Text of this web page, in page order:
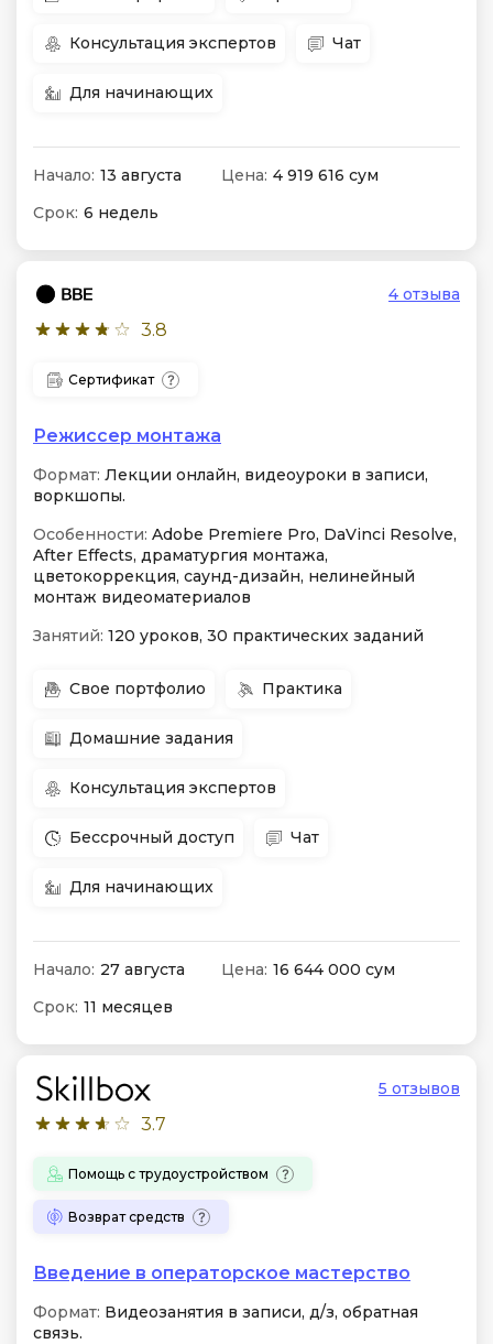
Консультация экспертов Чат
Для начинающих
Начало: 13 августа Цена: 4 919 616 сум
Срок: 6 недель
3.8
4 отзыва
Сертификат
Режиссер монтажа
Формат: Лекции онлайн, видеоуроки в записи,
воркшопы.
Особенности: Adobe Premiere Pro, DaVinci Resolve,
After Effects, драматургия монтажа,
цветокоррекция, саунд-дизайн, нелинейный
монтаж видеоматериалов
Занятий: 120 уроков, 30 практических заданий
Свое портфолио Практика
Домашние задания
Консультация экспертов
Бессрочный доступ Чат
Для начинающих
Начало: 27 августа Цена: 16 644 000 сум
Срок: 11 месяцев
3.7
5 отзывов
Помощь с трудоустройством
Возврат средств
Введение в операторское мастерство
Формат: Видеозанятия в записи, д/з, обратная
связь.